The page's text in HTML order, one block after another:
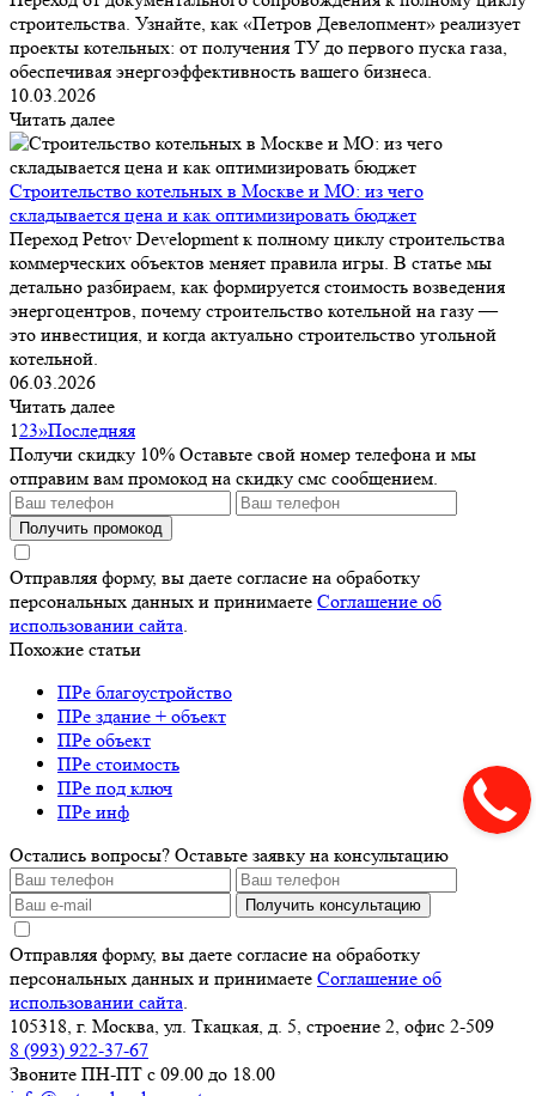
строительства. Узнайте, как «Петров Девелопмент» реализует
проекты котельных: от получения ТУ до первого пуска газа,
обеспечивая энергоэффективность вашего бизнеса.
10.03.2026
Читать далее
Строительство котельных в Москве и МО: из чего
складывается цена и как оптимизировать бюджет
Переход Petrov Development к полному циклу строительства
коммерческих объектов меняет правила игры. В статье мы
детально разбираем, как формируется стоимость возведения
энергоцентров, почему строительство котельной на газу —
это инвестиция, и когда актуально строительство угольной
котельной.
06.03.2026
Читать далее
123»Последняя
Получи скидку 10% Оставьте свой номер телефона и мы
отправим вам промокод на скидку смс сообщением.
Получить промокод
Отправляя форму, вы даете согласие на обработку
персональных данных и принимаете Соглашение об
использовании сайта.
Похожие статьи
ПРе благоустройство
ПРе здание + объект
ПРе объект
ПРе стоимость
ПРе под ключ
ПРе инф
Остались вопросы? Оставьте заявку на консультацию
Получить консультацию
Отправляя форму, вы даете согласие на обработку
персональных данных и принимаете Соглашение об
использовании сайта.
105318, г. Москва, ул. Ткацкая, д. 5, строение 2, офис 2-509
8 (993) 922-37-67
Звоните ПН-ПТ с 09.00 до 18.00